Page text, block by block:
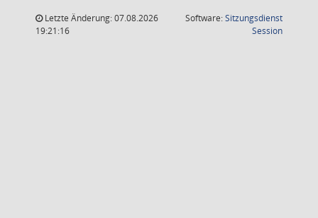
Letzte Änderung: 07.08.2026
19:21:16
Software:Sitzungsdienst
Session(Wird in